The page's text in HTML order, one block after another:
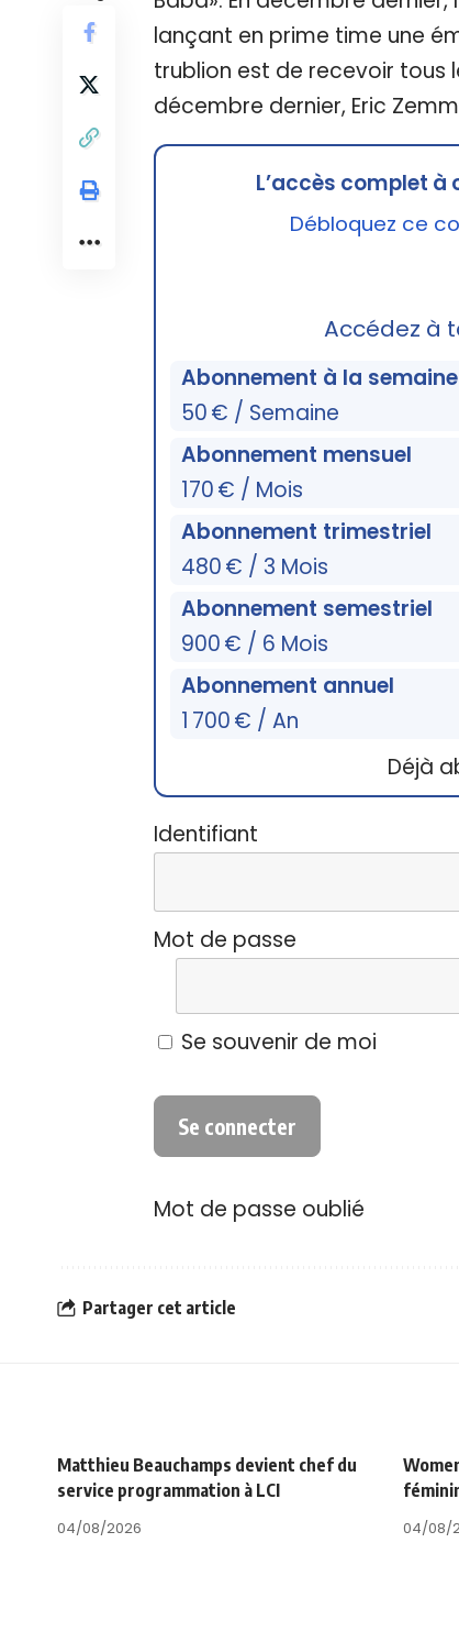
lançant en prime time une
trublion est de recevoir tous
décembre dernier, Eric
L’accès complet à
Débloquez ce
Accédez à
Abonnement à la semaine
50 € / Semaine
Abonnement mensuel
170 € / Mois
Abonnement trimestriel
480 € / 3 Mois
Abonnement semestriel
900 € / 6 Mois
Abonnement annuel
1 700 € / An
Déjà
Identifiant
Mot de passe
Se souvenir de moi
Mot de passe oublié
Partager cet article
Matthieu Beauchamps devient chef du
service programmation à LCI
04/08/2026 04/08/